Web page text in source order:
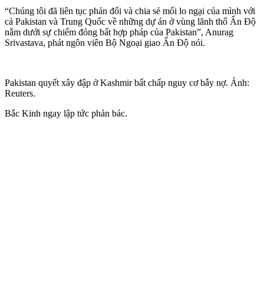
“Chúng tôi đã liên tục phản đối và chia sẻ mối lo ngại của mình với
cả Pakistan và Trung Quốc về những dự án ở vùng lãnh thổ Ấn Độ
nằm dưới sự chiếm đóng bất hợp pháp của Pakistan”, Anurag
Srivastava, phát ngôn viên Bộ Ngoại giao Ấn Độ nói.
Pakistan quyết xây đập ở Kashmir bất chấp nguy cơ bẫy nợ. Ảnh:
Reuters.
Bắc Kinh ngay lập tức phản bác.